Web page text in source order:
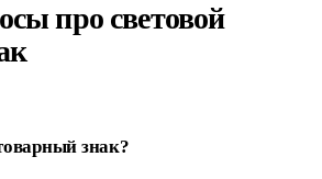
про световой
знак?